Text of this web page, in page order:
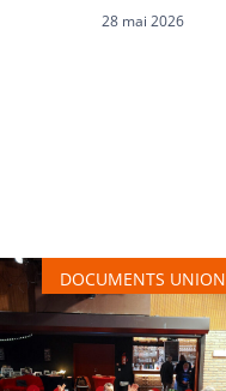
28 mai 2026
DOCUMENTS UNION